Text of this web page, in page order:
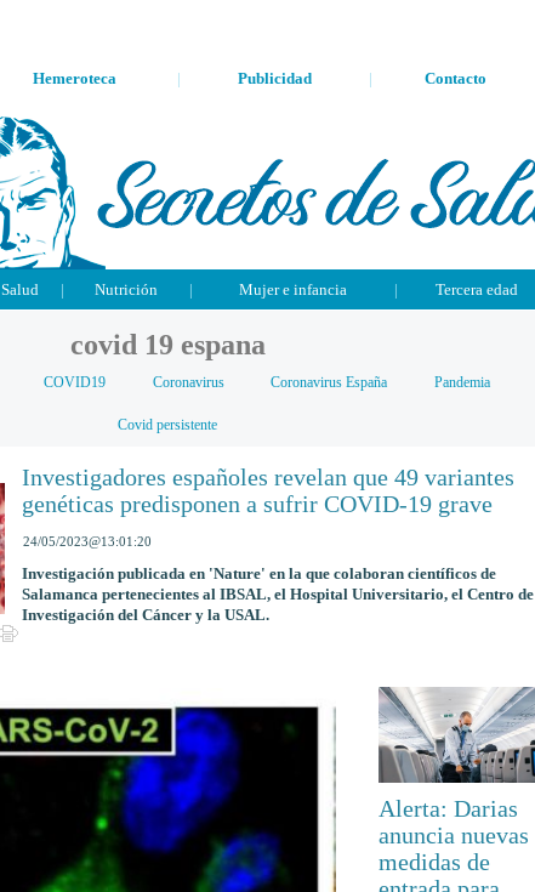
Hemeroteca | Publicidad | Contacto
Salud | Nutrición | Mujer e infancia | Tercera edad
covid 19 espana
COVID19 Coronavirus Coronavirus España Pandemia
Covid persistente
Investigadores españoles revelan que 49 variantes
genéticas predisponen a sufrir COVID-19 grave
24/05/2023@13:01:20
Investigación publicada en 'Nature' en la que colaboran científicos de
Salamanca pertenecientes al IBSAL, el Hospital Universitario, el Centro de
Investigación del Cáncer y la USAL.
Alerta: Darias
anuncia nuevas
medidas de